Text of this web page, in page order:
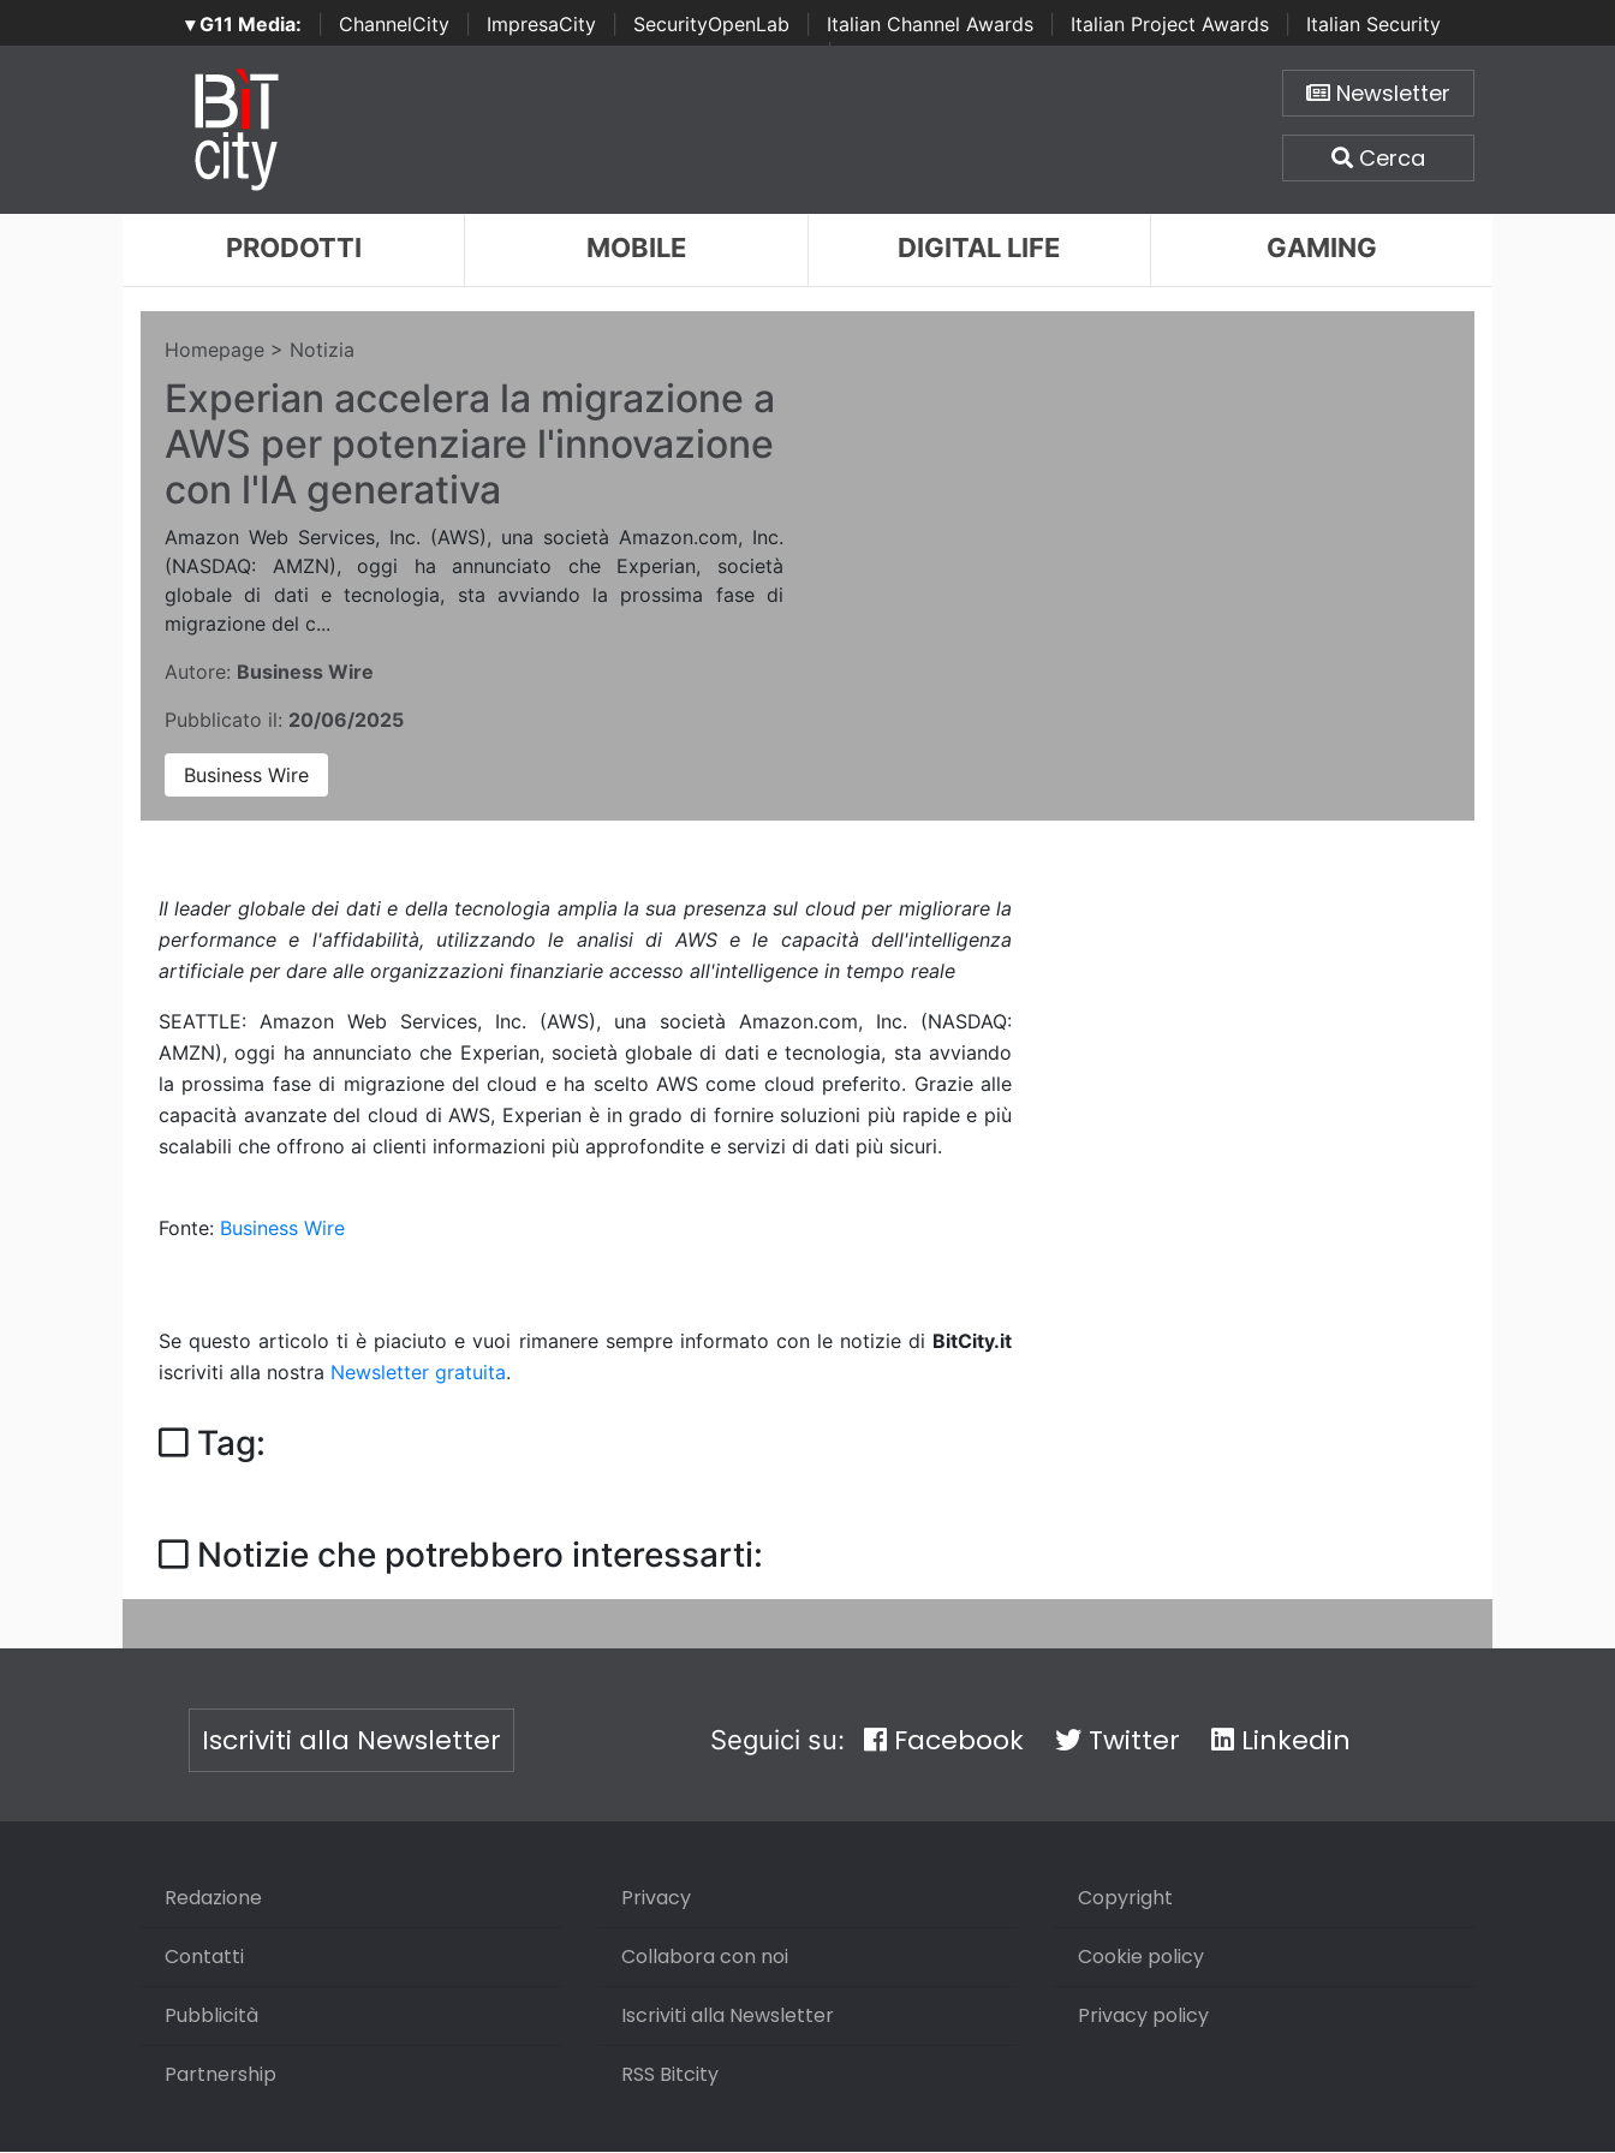
▾ G11 Media: ChannelCity ImpresaCity SecurityOpenLab Italian Channel Awards Italian Project Awards
Italian Security
Awards | ...
Newsletter
Cerca
PRODOTTI MOBILE DIGITAL LIFE GAMING
Homepage > Notizia
Experian accelera la migrazione a
AWS per potenziare l'innovazione
con l'IA generativa
Amazon Web Services, Inc. (AWS), una società Amazon.com, Inc.
(NASDAQ: AMZN), oggi ha annunciato che Experian, società
globale di dati e tecnologia, sta avviando la prossima fase di
migrazione del c...
Autore: Business Wire
Pubblicato il: 20/06/2025
Business Wire
Il leader globale dei dati e della tecnologia amplia la sua presenza sul cloud per migliorare la
performance e l'affidabilità, utilizzando le analisi di AWS e le capacità dell'intelligenza
artificiale per dare alle organizzazioni finanziarie accesso all'intelligence in tempo reale
SEATTLE: Amazon Web Services, Inc. (AWS), una società Amazon.com, Inc. (NASDAQ:
AMZN), oggi ha annunciato che Experian, società globale di dati e tecnologia, sta avviando
la prossima fase di migrazione del cloud e ha scelto AWS come cloud preferito. Grazie alle
capacità avanzate del cloud di AWS, Experian è in grado di fornire soluzioni più rapide e più
scalabili che offrono ai clienti informazioni più approfondite e servizi di dati più sicuri.
Fonte: Business Wire
Se questo articolo ti è piaciuto e vuoi rimanere sempre informato con le notizie di BitCity.it
iscriviti alla nostra Newsletter gratuita.
Tag:
Notizie che potrebbero interessarti:
Iscriviti alla Newsletter Seguici su: Facebook Twitter Linkedin
Redazione
Contatti
Pubblicità
Partnership
Privacy
Collabora con noi
Iscriviti alla Newsletter
RSS Bitcity
Copyright
Cookie policy
Privacy policy